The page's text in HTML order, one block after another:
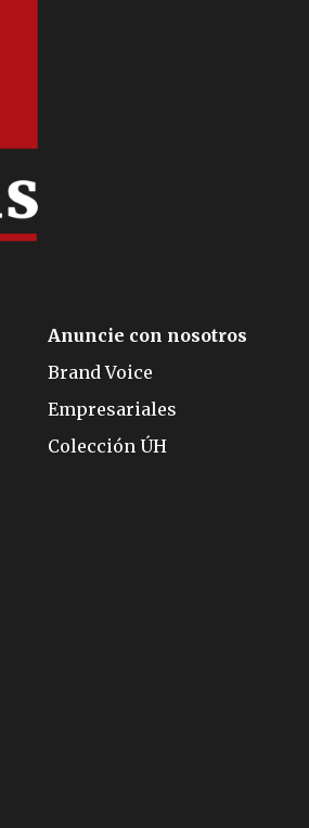
Anuncie con nosotros
Brand Voice
Empresariales
Colección ÚH